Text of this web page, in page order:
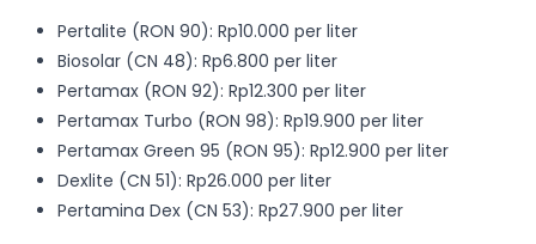
Pertalite (RON 90): Rp10.000 per liter
Biosolar (CN 48): Rp6.800 per liter
Pertamax (RON 92): Rp12.300 per liter
Pertamax Turbo (RON 98): Rp19.900 per liter
Pertamax Green 95 (RON 95): Rp12.900 per liter
Dexlite (CN 51): Rp26.000 per liter
Pertamina Dex (CN 53): Rp27.900 per liter